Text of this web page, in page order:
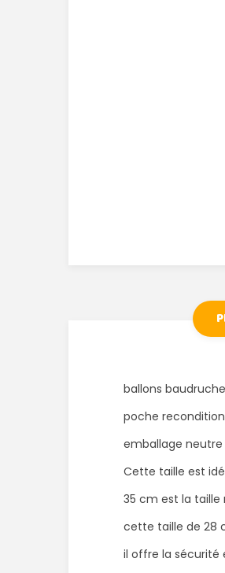
ballons
poche
emballage neutre
Cette taille est
35 cm est la
cette taille de 28
il offre la sécurité